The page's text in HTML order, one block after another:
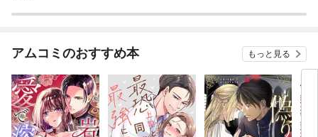
アムコミのおすすめ本 もっと見る